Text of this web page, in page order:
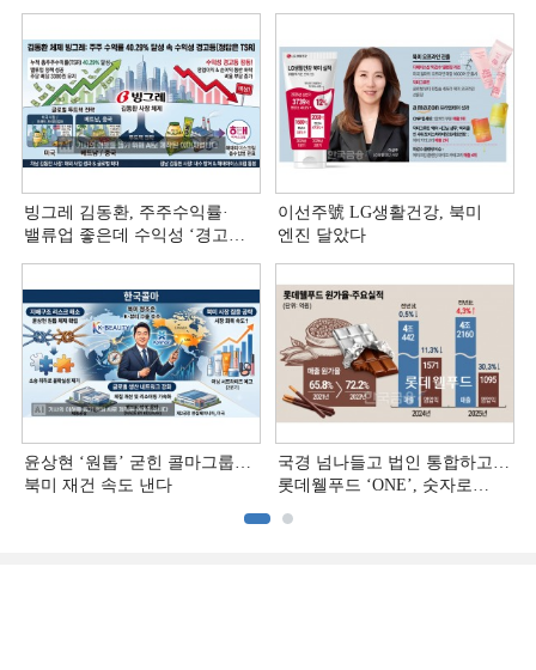
빙그레 김동환, 주주수익률·
밸류업 좋은데 수익성 ‘경고등ʼ
이선주號 LG생활건강, 북미
엔진 달았다
윤상현 ‘원톱ʼ 굳힌 콜마그룹…
북미 재건 속도 낸다
국경 넘나들고 법인 통합하고…
롯데웰푸드 ‘ONE’, 숫자로